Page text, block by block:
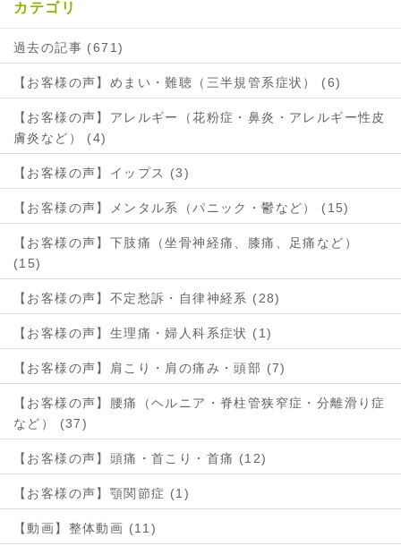
カテゴリ
過去の記事 (671)
【お客様の声】めまい・難聴（三半規管系症状） (6)
【お客様の声】アレルギー（花粉症・鼻炎・アレルギー性皮
膚炎など） (4)
【お客様の声】イップス (3)
【お客様の声】メンタル系（パニック・鬱など） (15)
【お客様の声】下肢痛（坐骨神経痛、膝痛、足痛など）
(15)
【お客様の声】不定愁訴・自律神経系 (28)
【お客様の声】生理痛・婦人科系症状 (1)
【お客様の声】肩こり・肩の痛み・頭部 (7)
【お客様の声】腰痛（ヘルニア・脊柱管狭窄症・分離滑り症
など） (37)
【お客様の声】頭痛・首こり・首痛 (12)
【お客様の声】顎関節症 (1)
【動画】整体動画 (11)